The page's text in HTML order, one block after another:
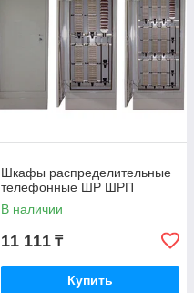
Шкафы распределительные
телефонные ШР ШРП
В наличии
11 111 ₸
Купить